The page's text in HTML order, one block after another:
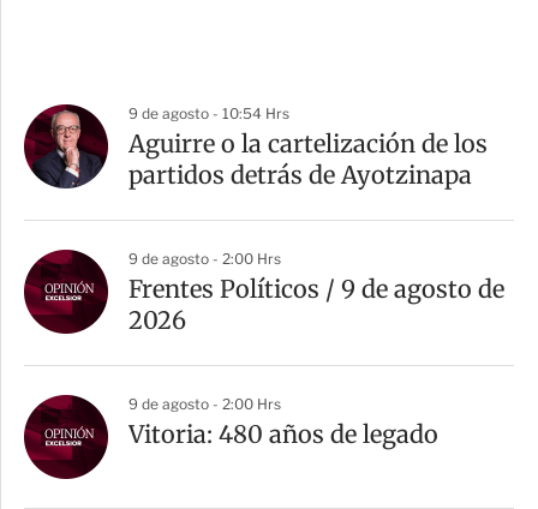
9 de agosto - 10:54 Hrs
Aguirre o la cartelización de los
partidos detrás de Ayotzinapa
9 de agosto - 2:00 Hrs
Frentes Políticos / 9 de agosto de
2026
9 de agosto - 2:00 Hrs
Vitoria: 480 años de legado